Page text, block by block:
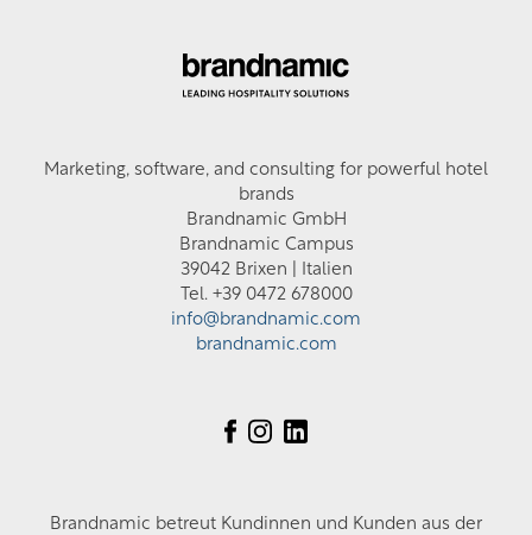
Marketing, software, and consulting for powerful hotel
brands
Brandnamic GmbH
Brandnamic Campus
39042 Brixen | Italien
Tel. +39 0472 678000
info@brandnamic.com
brandnamic.com
Brandnamic betreut Kundinnen und Kunden aus der